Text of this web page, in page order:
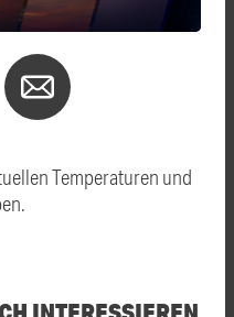
Temperaturen und